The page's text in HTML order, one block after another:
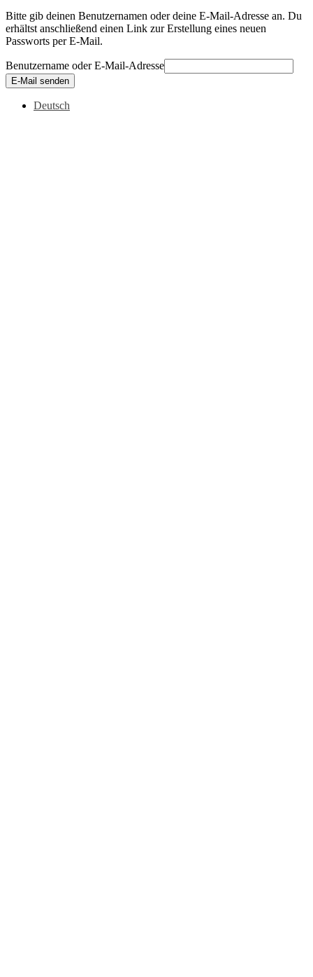
Bitte gib deinen Benutzernamen oder deine E-Mail-Adresse an. Du
erhältst anschließend einen Link zur Erstellung eines neuen
Passworts per E-Mail.
Benutzername oder E-Mail-Adresse
E-Mail senden
Deutsch